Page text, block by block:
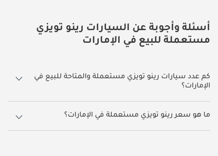
أسئلة وأجوبة عن السيارات رينو تويزي
مستعملة للبيع في الإمارات
كم عدد سيارات رينو تويزي مستعملة والمتاحة للبيع في
الإمارات؟
1 سيارة رينو تويزي مستعملة متوفرة للبيع في الإمارات.
ما هو سعر رينو تويزي مستعملة في الإمارات؟
يبدأ سعر سيارة رينو تويزي مستعملة في الإمارات TBD.